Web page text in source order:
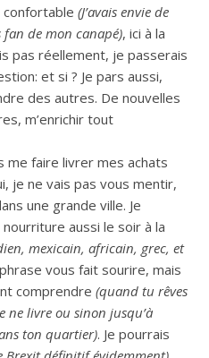
confortable (J’avais envie de
fan de mon canapé), ici à la
pas réellement, je passerais
et si ? Je pars aussi,
des autres. De nouvelles
m’enrichir tout
me faire livrer mes achats
je ne vais pas vous mentir,
une grande ville. Je
aussi le soir à la
mexicain, africain, grec, et
vous fait sourire, mais
comprendre (quand tu rêves
ne livre ou sinon jusqu’à
ton quartier). Je pourrais